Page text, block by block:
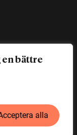
en bättre
alla